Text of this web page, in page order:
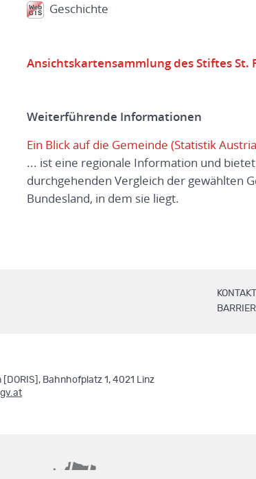
Geschichte
Ansichtskartensammlung des Stiftes St.
Weiterführende Informationen
Ein Blick auf die Gemeinde (Statistik
... ist eine regionale Information und
durchgehenden Vergleich der gewählten
Bundesland, in dem sie liegt.
KONTAKT
Bahnhofplatz 1, 4021 Linz